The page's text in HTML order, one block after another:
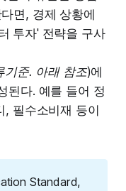
면, 경제 상황에
투자' 전략을 구사
기준. 아래 참조)에
된다. 예를 들어 정
, 필수소비재 등이
Standard,